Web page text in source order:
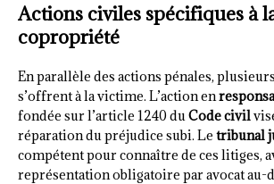
Actions civiles spécifiques à
copropriété
En parallèle des actions pénales,
s’offrent à la victime. L’action en
fondée sur l’article 1240 duCode civil
réparation du préjudice subi. Le tribunal
compétent pour connaître de ces litiges,
représentation obligatoire par avocat au-